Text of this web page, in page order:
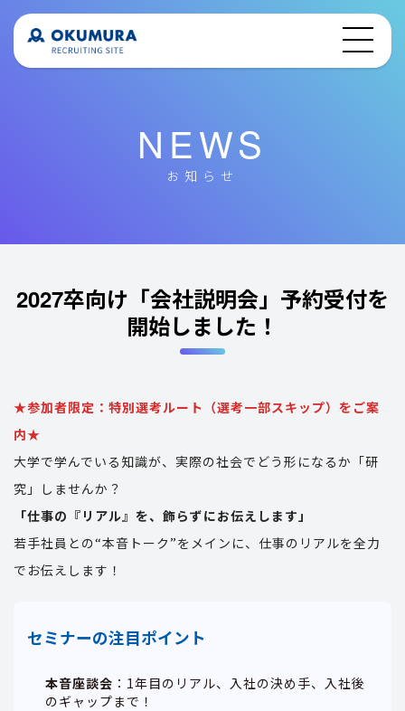
NEWS
お知らせ
2027卒向け「会社説明会」予約受付を
開始しました！
★参加者限定：特別選考ルート（選考一部スキップ）をご案
内★
大学で学んでいる知識が、実際の社会でどう形になるか「研
究」しませんか？
「仕事の『リアル』を、飾らずにお伝えします」
若手社員との“本音トーク”をメインに、仕事のリアルを全力
でお伝えします！
セミナーの注目ポイント
本音座談会 ：1年目のリアル、入社の決め手、入社後
のギャップまで！